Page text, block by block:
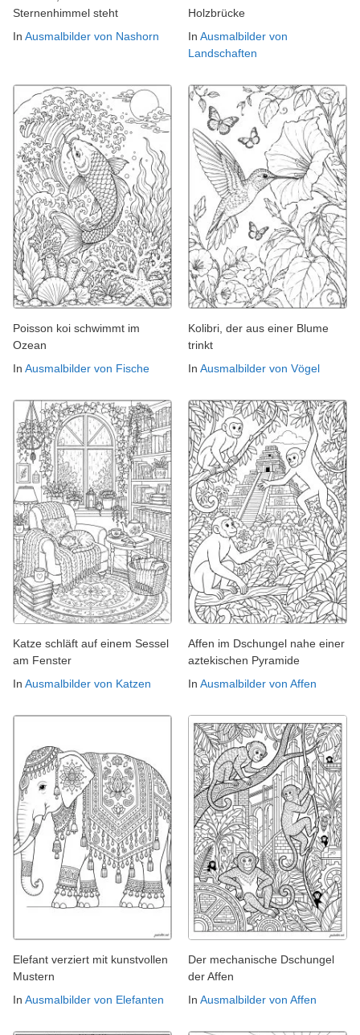
Sternenhimmel steht
In Ausmalbilder von Nashorn
Holzbrücke
In Ausmalbilder von
Landschaften
Poisson koi schwimmt im
Ozean
In Ausmalbilder von Fische
Kolibri, der aus einer Blume
trinkt
In Ausmalbilder von Vögel
Katze schläft auf einem Sessel
am Fenster
In Ausmalbilder von Katzen
Affen im Dschungel nahe einer
aztekischen Pyramide
In Ausmalbilder von Affen
Elefant verziert mit kunstvollen
Mustern
In Ausmalbilder von Elefanten
Der mechanische Dschungel
der Affen
In Ausmalbilder von Affen